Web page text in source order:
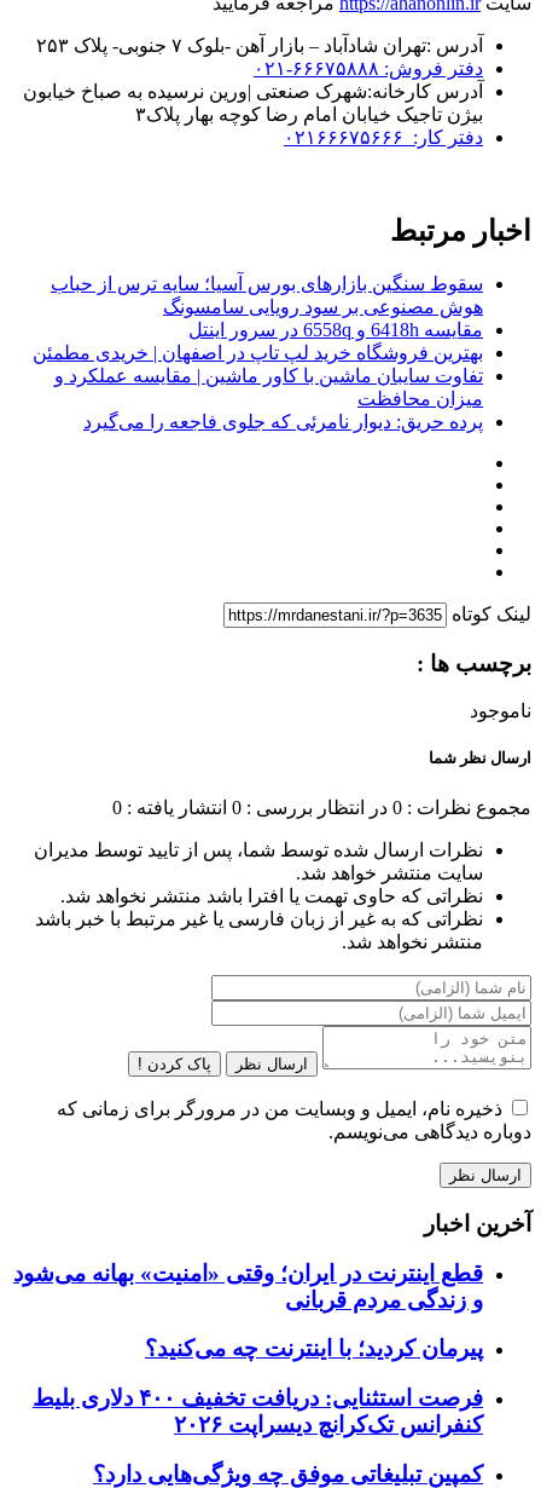
آدرس :تهران شادآباد – بازار آهن -بلوک ۷ جنوبی- پلاک ۲۵۳
دفتر فروش: ۶۶۶۷۵۸۸۸-۰۲۱
آدرس کارخانه:شهرک صنعتی |ورین نرسیده به صباخ خیابون
بیژن تاجیک خیابان امام رضا کوچه بهار پلاک۳
دفتر کار: ۰۲۱۶۶۶۷۵۶۶۶
اخبار مرتبط
سقوط سنگین بازارهای بورس آسیا؛ سایه ترس از حباب
هوش مصنوعی بر سود رویایی سامسونگ
مقایسه 6418h و 6558q در سرور اینتل
بهترین فروشگاه خرید لپ تاپ در اصفهان | خریدی مطمئن
تفاوت سایبان ماشین با کاور ماشین | مقایسه عملکرد و
میزان محافظت
پرده حریق: دیوار نامرئی که جلوی فاجعه را می‌گیرد
لینک کوتاه
برچسب ها :
ناموجود
ارسال نظر شما
مجموع نظرات : 0 در انتظار بررسی : 0 انتشار یافته : 0
نظرات ارسال شده توسط شما، پس از تایید توسط مدیران
سایت منتشر خواهد شد.
نظراتی که حاوی تهمت یا افترا باشد منتشر نخواهد شد.
نظراتی که به غیر از زبان فارسی یا غیر مرتبط با خبر باشد
منتشر نخواهد شد.
ارسال نظر پاک کردن !
ذخیره نام، ایمیل و وبسایت من در مرورگر برای زمانی که
دوباره دیدگاهی می‌نویسم.
آخرین اخبار
قطع اینترنت در ایران؛ وقتی «امنیت» بهانه می‌شود
و زندگی مردم قربانی
پیرمان کردید؛ با اینترنت چه می‌کنید؟
فرصت استثنایی: دریافت تخفیف ۴۰۰ دلاری بلیط
کنفرانس تک‌کرانچ دیسراپت ۲۰۲۶
کمپین تبلیغاتی موفق چه ویژگی‌هایی دارد؟